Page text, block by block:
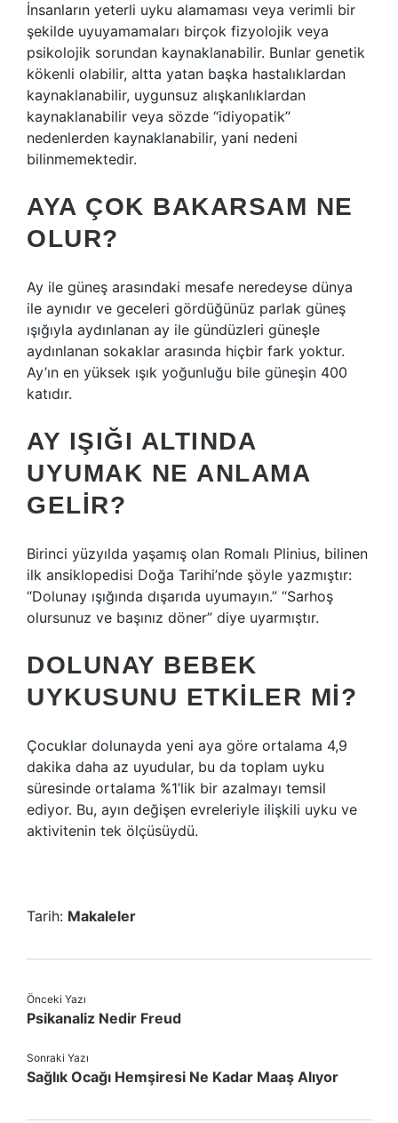
İnsanların yeterli uyku alamaması veya verimli bir
şekilde uyuyamamaları birçok fizyolojik veya
psikolojik sorundan kaynaklanabilir. Bunlar genetik
kökenli olabilir, altta yatan başka hastalıklardan
kaynaklanabilir, uygunsuz alışkanlıklardan
kaynaklanabilir veya sözde “idiyopatik”
nedenlerden kaynaklanabilir, yani nedeni
bilinmemektedir.
AYA ÇOK BAKARSAM NE
OLUR?
Ay ile güneş arasındaki mesafe neredeyse dünya
ile aynıdır ve geceleri gördüğünüz parlak güneş
ışığıyla aydınlanan ay ile gündüzleri güneşle
aydınlanan sokaklar arasında hiçbir fark yoktur.
Ay’ın en yüksek ışık yoğunluğu bile güneşin 400
katıdır.
AY IŞIĞI ALTINDA
UYUMAK NE ANLAMA
GELIR?
Birinci yüzyılda yaşamış olan Romalı Plinius, bilinen
ilk ansiklopedisi Doğa Tarihi’nde şöyle yazmıştır:
“Dolunay ışığında dışarıda uyumayın.” “Sarhoş
olursunuz ve başınız döner” diye uyarmıştır.
DOLUNAY BEBEK
UYKUSUNU ETKILER MI?
Çocuklar dolunayda yeni aya göre ortalama 4,9
dakika daha az uyudular, bu da toplam uyku
süresinde ortalama %1’lik bir azalmayı temsil
ediyor. Bu, ayın değişen evreleriyle ilişkili uyku ve
aktivitenin tek ölçüsüydü.
Tarih: Makaleler
Önceki Yazı
Psikanaliz Nedir Freud
Sonraki Yazı
Sağlık Ocağı Hemşiresi Ne Kadar Maaş Alıyor